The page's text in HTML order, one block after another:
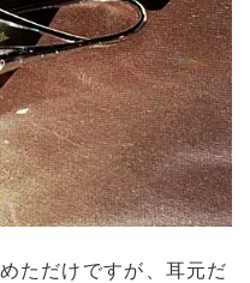
ただけですが、耳元だ